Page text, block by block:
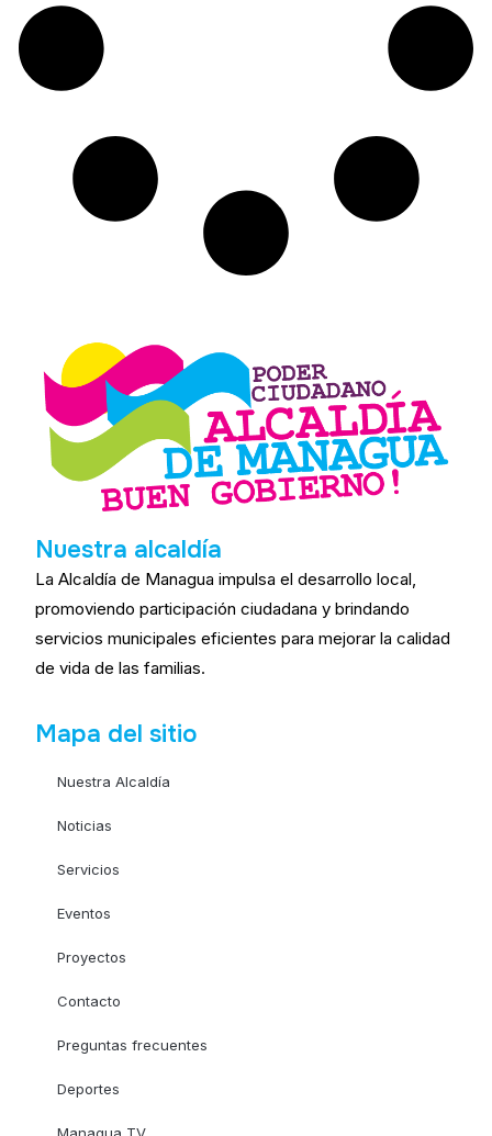
Nuestra alcaldía
La Alcaldía de Managua impulsa el desarrollo local,
promoviendo participación ciudadana y brindando
servicios municipales eficientes para mejorar la calidad
de vida de las familias.
Mapa del sitio
Nuestra Alcaldía
Noticias
Servicios
Eventos
Proyectos
Contacto
Preguntas frecuentes
Deportes